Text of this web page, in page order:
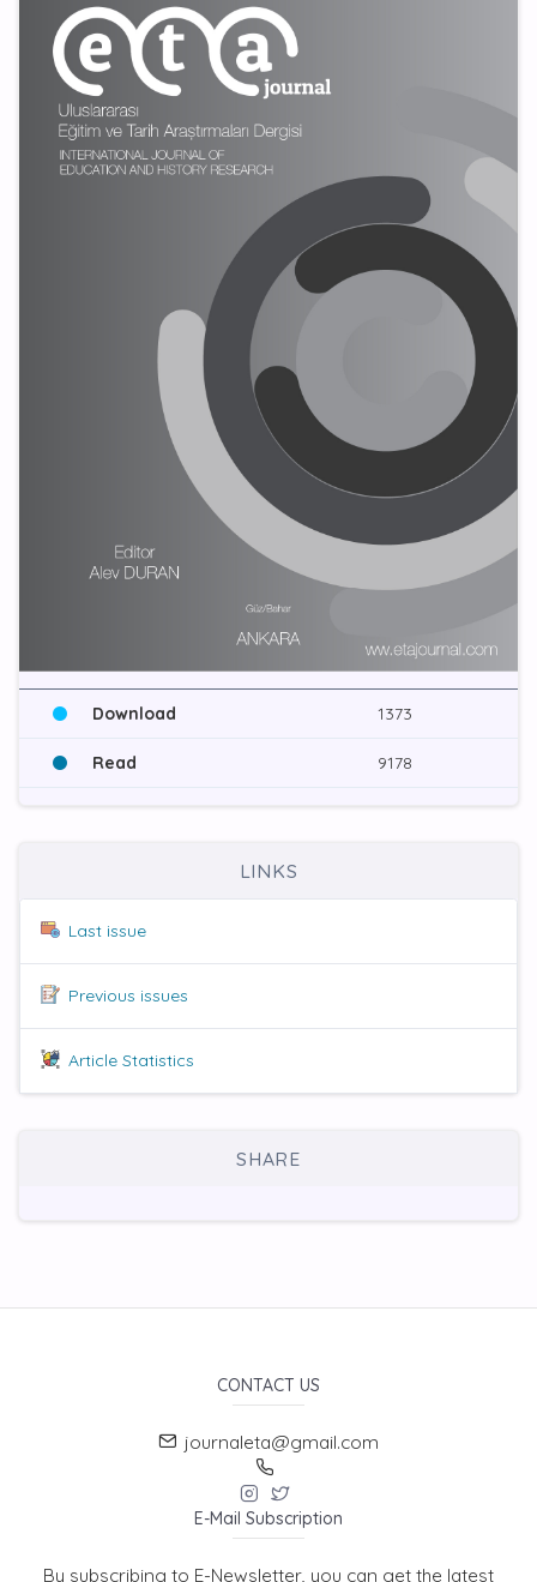
Download 1373
Read 9178
LINKS
Last issue
Previous issues
Article Statistics
SHARE
CONTACT US
journaleta@gmail.com
E-Mail Subscription
By subscribing to E-Newsletter, you can get the latest